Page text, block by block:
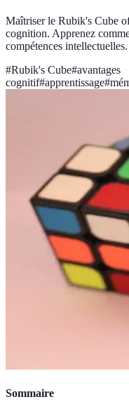
Maîtriser le Rubik's Cube
cognition. Apprenez
compétences intellectuelles.
#Rubik's Cube#avantages
cognitif#apprentissage#
Sommaire